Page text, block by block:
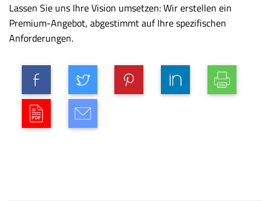
Lassen Sie uns Ihre Vision umsetzen: Wir erstellen ein
Premium-Angebot, abgestimmt auf Ihre spezifischen
Anforderungen.